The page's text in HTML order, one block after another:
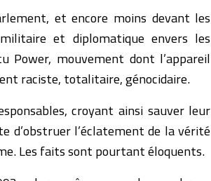
et encore moins devant les
et diplomatique envers les
Power, mouvement dont l’appareil
raciste, totalitaire, génocidaire.
croyant ainsi sauver leur
d’obstruer l’éclatement de la vérité
Les faits sont pourtant éloquents.